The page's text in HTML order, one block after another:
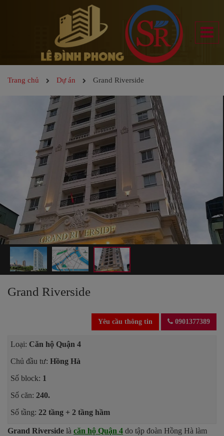
Trang chủ Dự án Grand Riverside
Grand Riverside
Yêu cầu thông tin 0901377389
Loại: Căn hộ Quận 4
Chủ đầu tư: Hồng Hà
Số block: 1
Số căn: 240.
Số tầng: 22 tầng + 2 tầng hầm
Grand Riverside là căn hộ Quận 4 do tập đoàn Hồng Hà làm